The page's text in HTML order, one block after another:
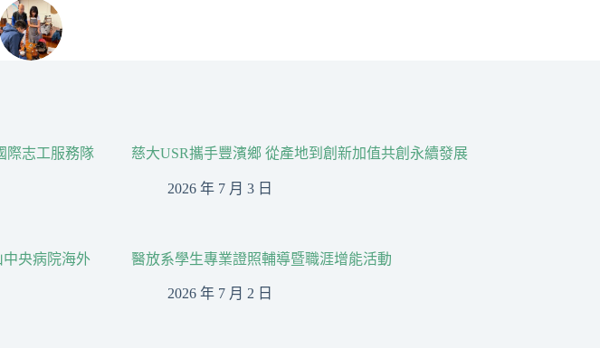
際志工服務隊
慈大USR攜手豐濱鄉 從產地到創新加值共創永續發展
2026 年 7 月 3 日
央病院海外
醫放系學生專業證照輔導暨職涯增能活動
2026 年 7 月 2 日